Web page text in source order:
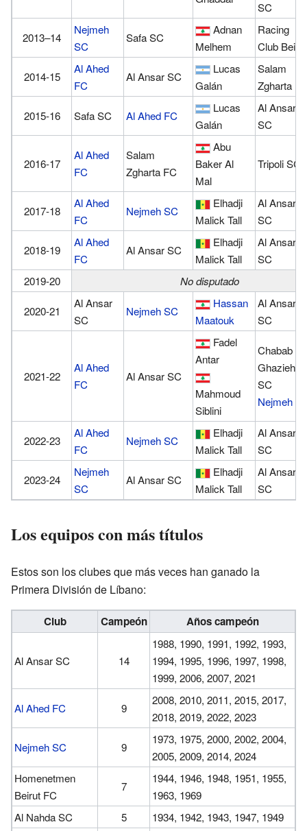
SC
2013–14
Nejmeh
SC
Safa SC
Adnan
Melhem
Racing
Club Beirut
2014-15
Al Ahed
FC
Al Ansar SC
Lucas
Galán
Salam
Zgharta
2015-16 Safa SC Al Ahed FC
Lucas
Galán
Al Ansar
SC
2016-17
Al Ahed
FC
Salam
Zgharta FC
Abu
Baker Al
Mal
Tripoli SC
2017-18
Al Ahed
FC
Nejmeh SC
Elhadji
Malick Tall
Al Ansar
SC
2018-19
Al Ahed
FC
Al Ansar SC
Elhadji
Malick Tall
Al Ansar
SC
2019-20
No disputado
2020-21
Al Ansar
SC
Nejmeh SC
Hassan
Maatouk
Al Ansar
SC
2021-22
Al Ahed
FC
Al Ansar SC
Fadel
Antar
Mahmoud
Siblini
Chabab
Ghazieh
SC
Nejmeh
2022-23
Al Ahed
FC
Nejmeh SC
Elhadji
Malick Tall
Al Ansar
SC
2023-24
Nejmeh
SC
Al Ansar SC
Elhadji
Malick Tall
Al Ansar
SC
Los equipos con más títulos
Estos son los clubes que más veces han ganado la
Primera División de Líbano:
Club Campeón Años campeón
Al Ansar SC 14
1988, 1990, 1991, 1992, 1993,
1994, 1995, 1996, 1997, 1998,
1999, 2006, 2007, 2021
Al Ahed FC 9
2008, 2010, 2011, 2015, 2017,
2018, 2019, 2022, 2023
Nejmeh SC 9
1973, 1975, 2000, 2002, 2004,
2005, 2009, 2014, 2024
Homenetmen
Beirut FC
7
1944, 1946, 1948, 1951, 1955,
1963, 1969
Al Nahda SC
5
1934, 1942, 1943, 1947, 1949